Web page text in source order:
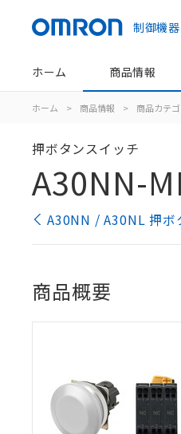
制御機器
ホーム 商品情報
ホーム > 商品情報 > 商品カテゴ
押ボタンスイッチ
A30NN-
A30NN / A30NL 押ボ
商品概要